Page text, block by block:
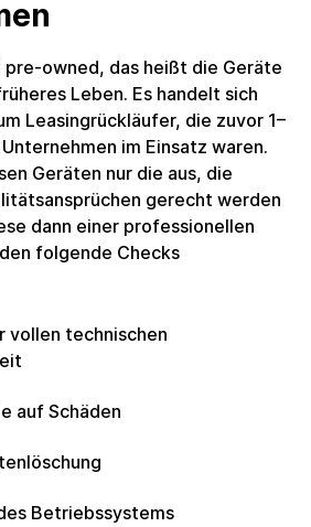
pre-owned, das heißt die Geräte
Leben. Es handelt sich
Leasingrückläufer, die zuvor 1–
im Einsatz waren.
Geräten nur die aus, die
gerecht werden
dann einer professionellen
folgende Checks
vollen technischen
auf Schäden
Betriebssystems